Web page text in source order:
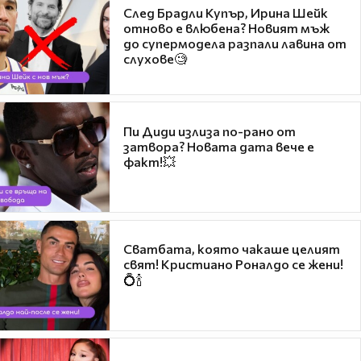
След Брадли Купър, Ирина Шейк
отново е влюбена? Новият мъж
до супермодела разпали лавина от
слухове🧐
Пи Диди излиза по-рано от
затвора? Новата дата вече е
факт!💥
Сватбата, която чакаше целият
свят! Кристиано Роналдо се жени!
💍🍾